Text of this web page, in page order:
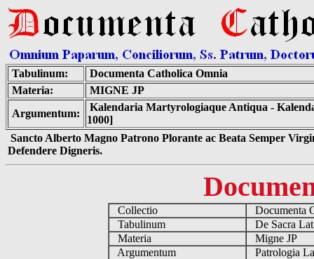
Tabulinum:
Documenta Catholica Omnia
Materia:
MIGNE JP
Argumentum:
Kalendaria Martyrologiaque Antiqua -
1000]
Sancto Alberto Magno Patrono Plorante ac Beata Semper
Defendere Digneris.
Collectio
Documenta
Tabulinum
De Sacra
Materia
Migne JP
Argumentum
Patrologia